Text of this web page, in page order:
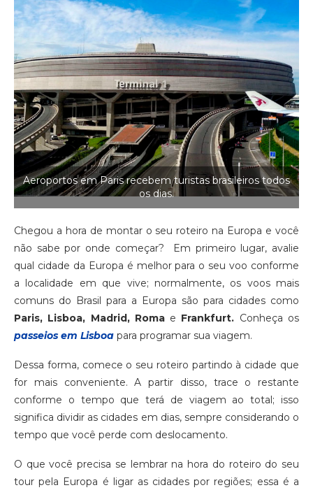
Aeroportos em Paris recebem turistas brasileiros todos
os dias.
Chegou a hora de montar o seu roteiro na Europa e você
não sabe por onde começar? Em primeiro lugar, avalie
qual cidade da Europa é melhor para o seu voo conforme
a localidade em que vive; normalmente, os voos mais
comuns do Brasil para a Europa são para cidades como
Paris, Lisboa, Madrid, Roma e Frankfurt. Conheça os
passeios em Lisboa para programar sua viagem.
Dessa forma, comece o seu roteiro partindo à cidade que
for mais conveniente. A partir disso, trace o restante
conforme o tempo que terá de viagem ao total; isso
significa dividir as cidades em dias, sempre considerando o
tempo que você perde com deslocamento.
O que você precisa se lembrar na hora do roteiro do seu
tour pela Europa é ligar as cidades por regiões; essa é a